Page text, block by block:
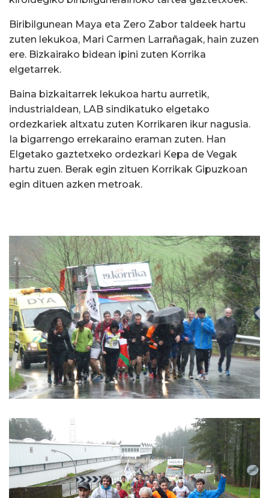
Biribilgunean Maya eta Zero Zabor taldeek hartu
zuten lekukoa, Mari Carmen Larrañagak, hain zuzen
ere. Bizkairako bidean ipini zuten Korrika
elgetarrek.
Baina bizkaitarrek lekukoa hartu aurretik,
industrialdean, LAB sindikatuko elgetako
ordezkariek altxatu zuten Korrikaren ikur nagusia.
Ia bigarrengo errekaraino eraman zuten. Han
Elgetako gaztetxeko ordezkari Kepa de Vegak
hartu zuen. Berak egin zituen Korrikak Gipuzkoan
egin dituen azken metroak.